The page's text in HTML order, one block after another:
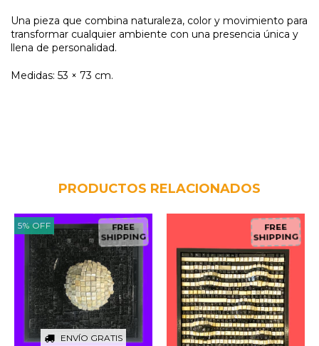
Una pieza que combina naturaleza, color y movimiento para
transformar cualquier ambiente con una presencia única y
llena de personalidad.
Medidas: 53 × 73 cm.
PRODUCTOS RELACIONADOS
5% OFF
ENVÍO GRATIS
FREE
SHIPPING
FREE
SHIPPING